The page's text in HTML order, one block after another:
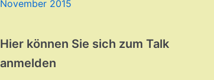
November 2015
Hier können Sie sich zum Talk
anmelden